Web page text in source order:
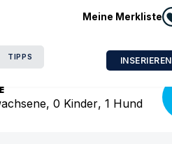
Meine Merkliste
TIPPS INSERIEREN
, 0 Kinder, 1 Hund